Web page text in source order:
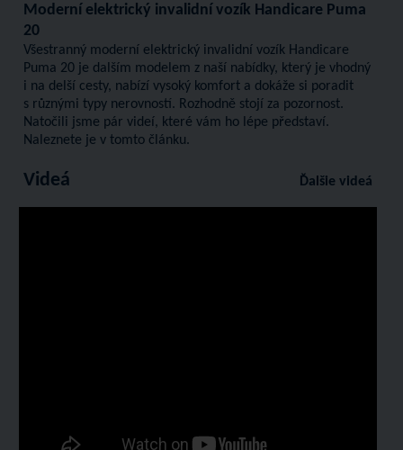
Moderní elektrický invalidní vozík Handicare Puma
20
Všestranný moderní elektrický invalidní vozík Handicare
Puma 20 je dalším modelem z naší nabídky, který je vhodný
i na delší cesty, nabízí vysoký komfort a dokáže si poradit
s různými typy nerovností. Rozhodně stojí za pozornost.
Natočili jsme pár videí, které vám ho lépe představí.
Naleznete je v tomto článku.
Videá Ďalšie videá